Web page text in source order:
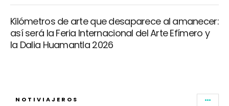
Kilómetros de arte que desaparece al amanecer:
así será la Feria Internacional del Arte Efímero y
la Dalia Huamantla 2026
NOTIVIAJEROS